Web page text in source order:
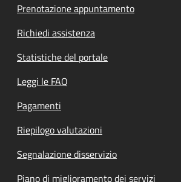
Prenotazione appuntamento
Richiedi assistenza
Statistiche del portale
Leggi le FAQ
Pagamenti
Riepilogo valutazioni
Segnalazione disservizio
Piano di miglioramento dei servizi